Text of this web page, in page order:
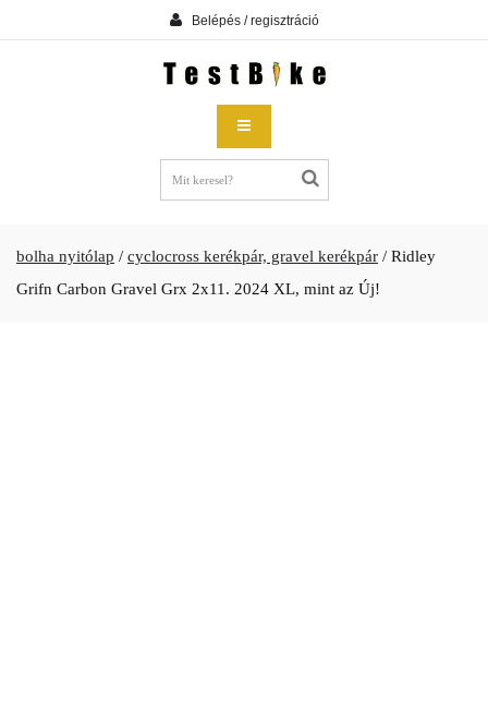
Belépés / regisztráció
bolha nyitólap / cyclocross kerékpár, gravel kerékpár / Ridley
Grifn Carbon Gravel Grx 2x11. 2024 XL, mint az Új!